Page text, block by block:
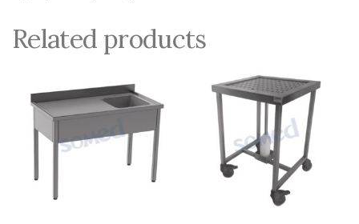
Related products